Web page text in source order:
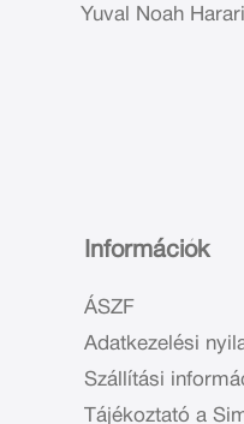
Yuval Noah Harari
Információk
ÁSZF
Adatkezelési
Szállítási
Tájékoztató a